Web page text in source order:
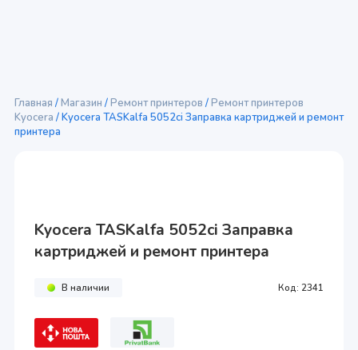
Главная /Магазин /Ремонт принтеров /Ремонт принтеров
Kyocera / Kyocera TASKalfa 5052ci Заправка картриджей и ремонт
принтера
Kyocera TASKalfa 5052ci Заправка
картриджей и ремонт принтера
В наличии Код: 2341